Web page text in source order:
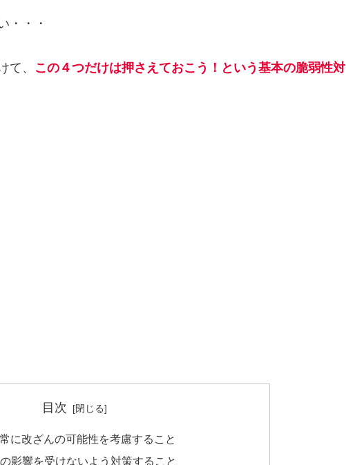
・・・
て、 この４つだけは押さえておこう！という基本の脆弱性対
目次
に改ざんの可能性を考慮すること
影響を受けないよう対策すること